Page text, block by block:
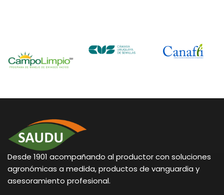
Desde 1901 acompañando al productor con soluciones
agronómicas a medida, productos de vanguardia y
asesoramiento profesional.